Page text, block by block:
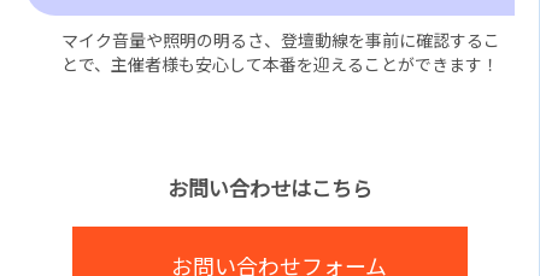
マイク音量や照明の明るさ、登壇動線を事前に確認するこ
とで、主催者様も安心して本番を迎えることができます！
お問い合わせはこちら
お問い合わせフォーム